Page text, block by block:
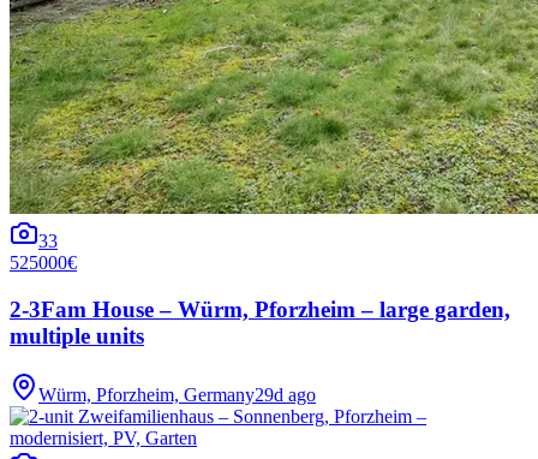
33
525000€
2-3Fam House – Würm, Pforzheim – large garden,
multiple units
Würm, Pforzheim, Germany29d ago